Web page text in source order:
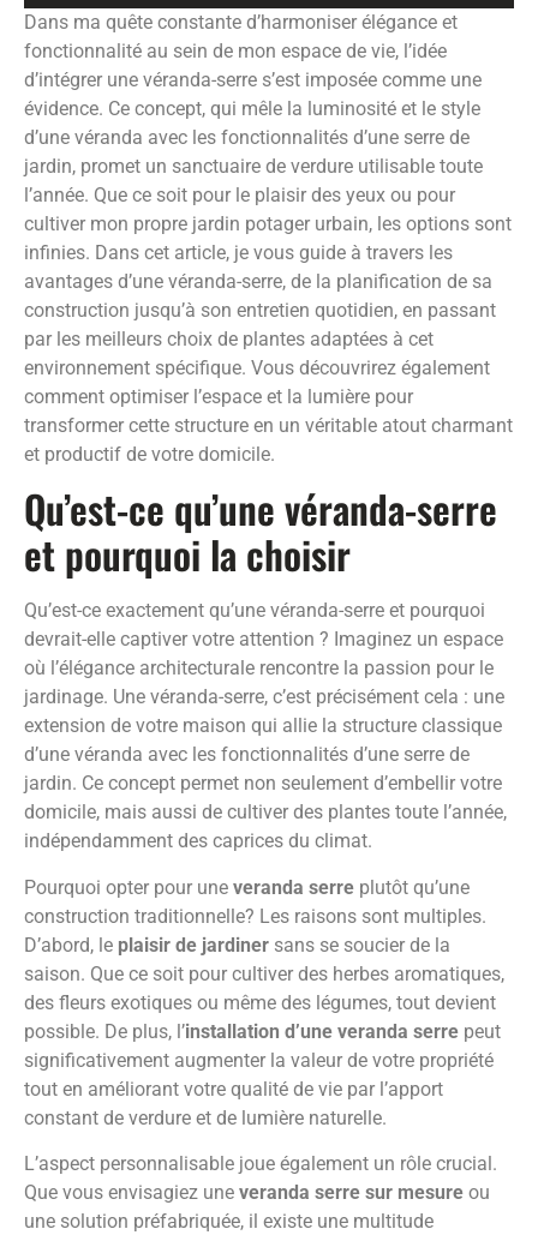
Dans ma quête constante d’harmoniser élégance et
fonctionnalité au sein de mon espace de vie, l’idée
d’intégrer une véranda-serre s’est imposée comme une
évidence. Ce concept, qui mêle la luminosité et le style
d’une véranda avec les fonctionnalités d’une serre de
jardin, promet un sanctuaire de verdure utilisable toute
l’année. Que ce soit pour le plaisir des yeux ou pour
cultiver mon propre jardin potager urbain, les options sont
infinies. Dans cet article, je vous guide à travers les
avantages d’une véranda-serre, de la planification de sa
construction jusqu’à son entretien quotidien, en passant
par les meilleurs choix de plantes adaptées à cet
environnement spécifique. Vous découvrirez également
comment optimiser l’espace et la lumière pour
transformer cette structure en un véritable atout charmant
et productif de votre domicile.
Qu’est-ce qu’une véranda-serre
et pourquoi la choisir
Qu’est-ce exactement qu’une véranda-serre et pourquoi
devrait-elle captiver votre attention ? Imaginez un espace
où l’élégance architecturale rencontre la passion pour le
jardinage. Une véranda-serre, c’est précisément cela : une
extension de votre maison qui allie la structure classique
d’une véranda avec les fonctionnalités d’une serre de
jardin. Ce concept permet non seulement d’embellir votre
domicile, mais aussi de cultiver des plantes toute l’année,
indépendamment des caprices du climat.
Pourquoi opter pour une veranda serre plutôt qu’une
construction traditionnelle? Les raisons sont multiples.
D’abord, le plaisir de jardiner sans se soucier de la
saison. Que ce soit pour cultiver des herbes aromatiques,
des fleurs exotiques ou même des légumes, tout devient
possible. De plus, l’installation d’une veranda serre peut
significativement augmenter la valeur de votre propriété
tout en améliorant votre qualité de vie par l’apport
constant de verdure et de lumière naturelle.
L’aspect personnalisable joue également un rôle crucial.
Que vous envisagiez une veranda serre sur mesure ou
une solution préfabriquée, il existe une multitude